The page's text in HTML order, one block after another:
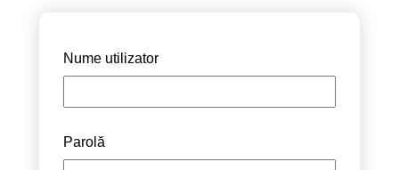
Nume utilizator
Parolă